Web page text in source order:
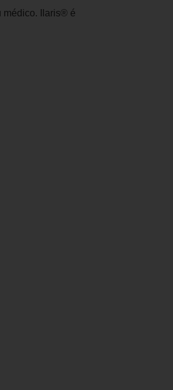
médico. Ilaris® é